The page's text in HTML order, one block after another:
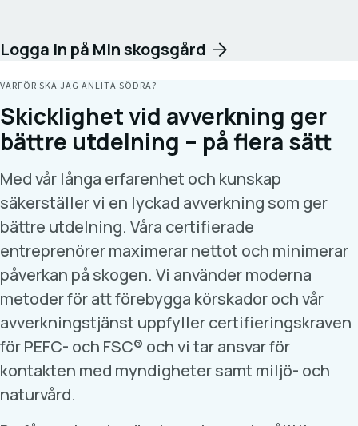
Logga in på Min skogsgård
VARFÖR SKA JAG ANLITA SÖDRA?
Skicklighet vid avverkning ger
bättre utdelning – på flera sätt
Med vår långa erfarenhet och kunskap
säkerställer vi en lyckad avverkning som ger
bättre utdelning. Våra certifierade
entreprenörer maximerar nettot och minimerar
påverkan på skogen. Vi använder moderna
metoder för att förebygga körskador och vår
avverkningstjänst uppfyller certifieringskraven
för PEFC- och FSC® och vi tar ansvar för
kontakten med myndigheter samt miljö- och
naturvård.